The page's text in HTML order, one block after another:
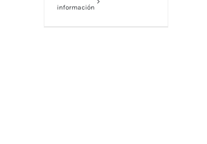
información